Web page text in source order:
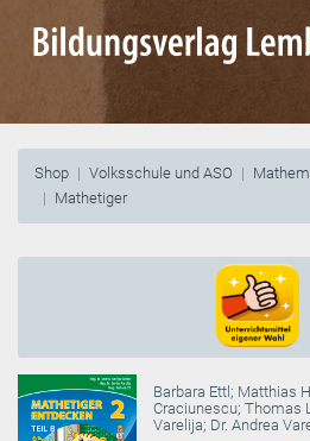
Shop Volksschule und ASO
Mathetiger
Barbara Ettl; Matthias
Craciunescu; Thomas
Varelija; Dr. Andrea